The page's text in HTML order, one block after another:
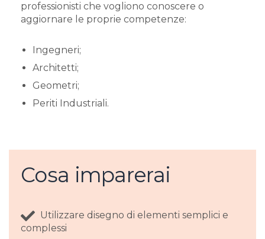
professionisti che vogliono conoscere o
aggiornare le proprie competenze:
Ingegneri;
Architetti;
Geometri;
Periti Industriali.
Cosa imparerai
Utilizzare disegno di elementi semplici e
complessi